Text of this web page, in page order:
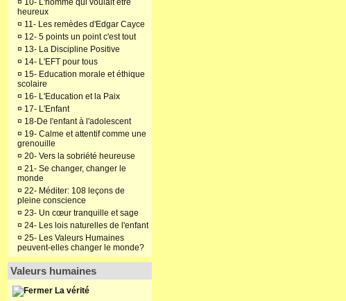
¤ 10- L'homme qui voulait être
heureux
¤ 11- Les remèdes d'Edgar Cayce
¤ 12- 5 points un point c'est tout
¤ 13- La Discipline Positive
¤ 14- L'EFT pour tous
¤ 15- Education morale et éthique
scolaire
¤ 16- L'Education et la Paix
¤ 17- L'Enfant
¤ 18-De l'enfant à l'adolescent
¤ 19- Calme et attentif comme une
grenouille
¤ 20- Vers la sobriété heureuse
¤ 21- Se changer, changer le
monde
¤ 22- Méditer: 108 leçons de
pleine conscience
¤ 23- Un cœur tranquille et sage
¤ 24- Les lois naturelles de l'enfant
¤ 25- Les Valeurs Humaines
peuvent-elles changer le monde?
Valeurs humaines
La vérité